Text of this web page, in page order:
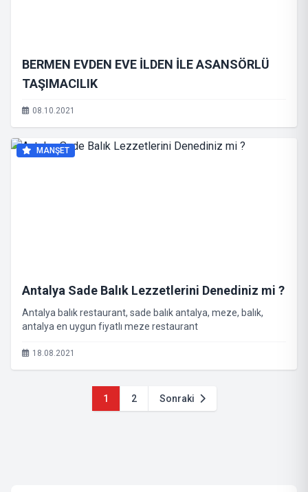
BERMEN EVDEN EVE İLDEN İLE ASANSÖRLÜ
TAŞIMACILIK
08.10.2021
MANŞET
Antalya Sade Balık Lezzetlerini Denediniz mi ?
Antalya balık restaurant, sade balık antalya, meze, balık,
antalya en uygun fiyatlı meze restaurant
18.08.2021
1 2 Sonraki